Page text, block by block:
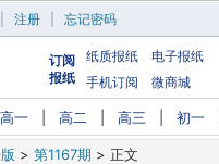
注册 忘记密码
订阅
报纸
纸质报纸
电子报纸
手机订阅
微商城
高一 高二 高三 初一
> 第1167期 > 正文